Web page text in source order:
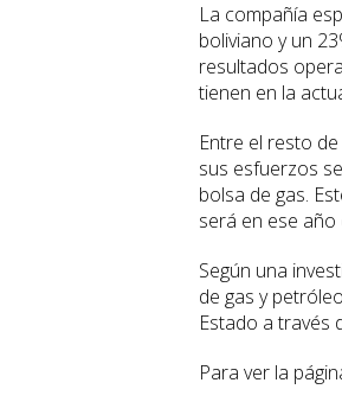
La compañía
boliviano y un
resultados
tienen en la
Entre el resto
sus esfuerzos
bolsa de gas.
será en ese
Según una
de gas y
Estado a través
Para ver la